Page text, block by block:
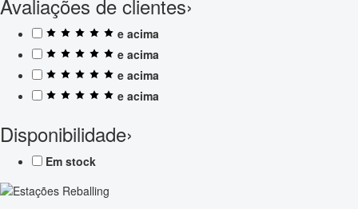
Avaliações de clientes›
e acima
e acima
e acima
e acima
Disponibilidade›
Em stock